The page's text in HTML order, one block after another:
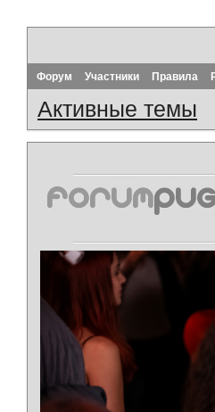
Форум Участники Правила
Активные темы